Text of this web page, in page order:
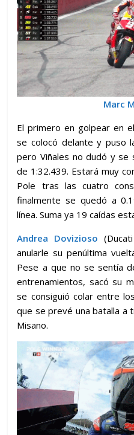
Marc
El primero en golpear en
se colocó delante y puso
pero Viñales no dudó y se
de 1:32.439. Estará muy
Pole tras las cuatro
finalmente se quedó a
línea. Suma ya 19 caídas
Andrea Dovizioso
anularle su penúltima
Pese a que no se sentía
entrenamientos, sacó su
se consiguió colar entre
que se prevé una batalla a
Misano.